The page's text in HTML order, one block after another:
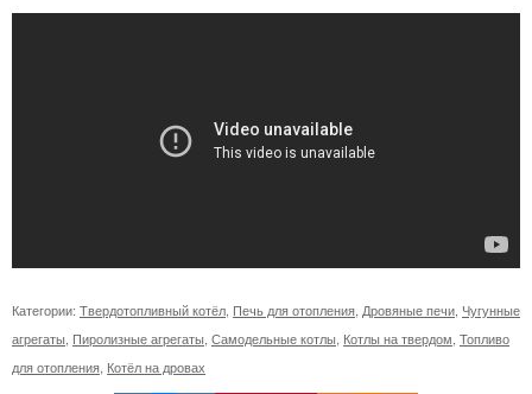
Категории: Твердотопливный котёл Печь для отопления Дровяные печи Чугунные
агрегаты Пиролизные агрегаты Самодельные котлы Котлы на твердом Топливо
для отопления Котёл на дровах